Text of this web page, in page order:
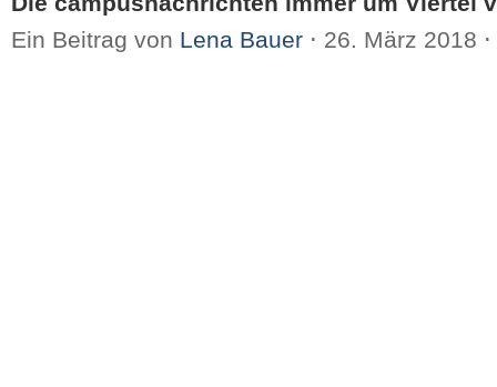
Ein Beitrag von Lena Bauer ⋅ 26. März 2018 ⋅